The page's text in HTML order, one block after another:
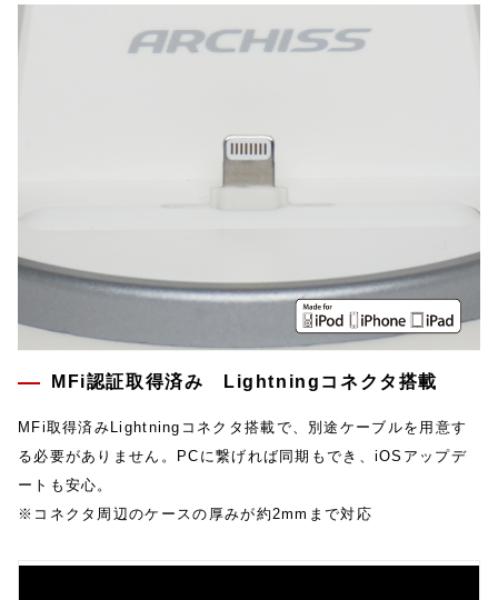
MFi認証取得済み Lightningコネクタ搭載
MFi取得済みLightningコネクタ搭載で、別途ケーブルを用意す
る必要がありません。PCに繋げれば同期もでき、iOSアップデ
ートも安心。
※コネクタ周辺のケースの厚みが約2mmまで対応